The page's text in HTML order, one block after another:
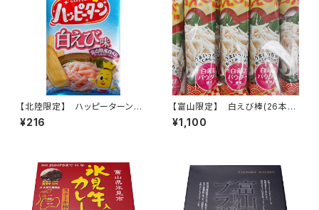
【北陸限定】 ハッピーターン
白えび味 34g
¥216
【富山限定】 白えび棒(26本入
り)
¥1,100